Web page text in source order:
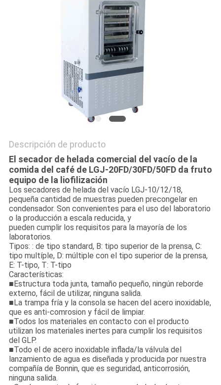
Descripción de producto
El secador de helada comercial del vacío de la
comida del café de LGJ-20FD/30FD/50FD da fruto
equipo de la liofilización
Los secadores de helada del vacío LGJ-10/12/18,
pequeña cantidad de muestras pueden precongelar en
condensador. Son convenientes para el uso del laboratorio
o la producción a escala reducida, y
pueden cumplir los requisitos para la mayoría de los
laboratorios.
Tipos: : de tipo standard, B: tipo superior de la prensa, C:
tipo multíple, D: múltiple con el tipo superior de la prensa,
E: T-tipo, T: T-tipo
Características:
■Estructura toda junta, tamaño pequeño, ningún reborde
externo, fácil de utilizar, ninguna salida.
■La trampa fría y la consola se hacen del acero inoxidable,
que es anti-comrosion y fácil de limpiar.
■Todos los materiales en contacto con el producto
utilizan los materiales inertes para cumplir los requisitos
del GLP.
■Todo el de acero inoxidable inflada/la válvula del
lanzamiento de agua es diseñada y producida por nuestra
compañía de Bonnin, que es seguridad, anticorrosión,
ninguna salida.